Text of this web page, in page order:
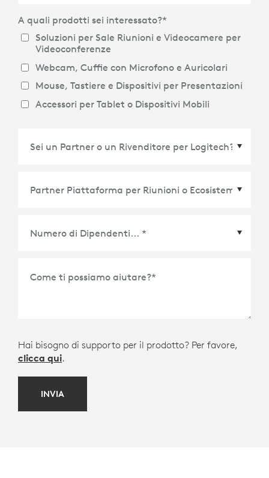
A quali prodotti sei interessato?*
Soluzioni per Sale Riunioni e Videocamere per
Videoconferenze
Webcam, Cuffie con Microfono e Auricolari
Mouse, Tastiere e Dispositivi per Presentazioni
Accessori per Tablet o Dispositivi Mobili
Come ti possiamo aiutare?*
Hai bisogno di supporto per il prodotto? Per favore,
clicca qui.
INVIA